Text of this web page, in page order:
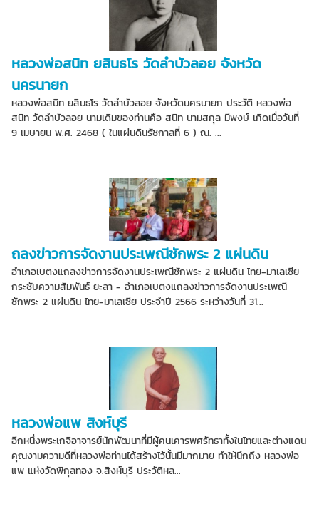
หลวงพ่อสนิท ยสินธโร วัดลำบัวลอย จังหวัด
นครนายก
หลวงพ่อสนิท ยสินธโร วัดลำบัวลอย จังหวัดนครนายก ประวัติ หลวงพ่อ
สนิท วัดลำบัวลอย นามเดิมของท่านคือ สนิท นามสกุล มีพงษ์ เกิดเมื่อวันที่
9 เมษายน พ.ศ. 2468 ( ในแผ่นดินรัชกาลที่ 6 ) ณ. ...
ถลงข่าวการจัดงานประเพณีชักพระ 2 แผ่นดิน
อำเภอเบตงแถลงข่าวการจัดงานประเพณีชักพระ 2 แผ่นดิน ไทย-มาเลเซีย
กระชับความสัมพันธ์ ยะลา - อำเภอเบตงแถลงข่าวการจัดงานประเพณี
ชักพระ 2 แผ่นดิน ไทย-มาเลเซีย ประจำปี 2566 ระหว่างวันที่ 31...
หลวงพ่อแพ สิงห์บุรี
อีกหนึ่งพระเกจิอาจารย์นักพัฒนาที่มีผู้คนเคารพศรัทธาทั้งในไทยและต่างแดน
คุณงามความดีที่หลวงพ่อท่านได้สร้างไว้นั้นมีมากมาย ทำให้นึกถึง หลวงพ่อ
แพ แห่งวัดพิกุลทอง จ.สิงห์บุรี ประวัติหล...